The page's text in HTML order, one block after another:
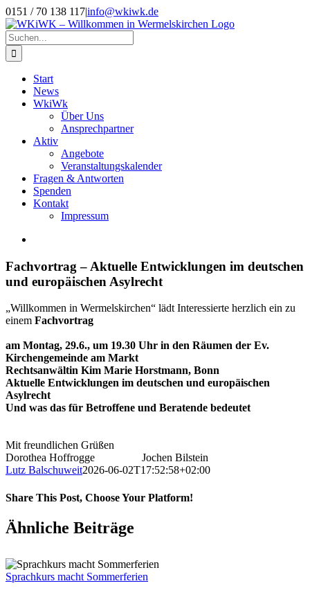
Zum
Inhalt
springen
0151 / 70 138 117|info@wkiwk.de
Suche
nach:
Start
News
WkiWk
Über Uns
Ansprechpartner
Aktiv
Angebote
Veranstaltungskalender
Fragen & Antworten
Spenden
Kontakt
Impressum
Bild
Fachvortrag – Aktuelle Entwicklungen im deutschen
und europäischen Asylrecht
„Willkommen in Wermelskirchen“ lädt Interessierte herzlich ein zu
einem Fachvortrag
am Montag, 29.6., um 19.30 Uhr in den Räumen der Ev.
Kirchengemeinde am Markt
Rechtsanwältin Kim Marie Horstmann, Bonn
Aktuelle Entwicklungen im deutschen und europäischen
Asylrecht
Und was das für Betroffene und Beratende bedeutet
Mit freundlichen Grüßen
Dorothea Hoffrogge Jochen Bilstein
Lutz Balschuweit2026-06-02T17:52:58+02:00
Share This Post, Choose Your Platform!
Facebook
X
LinkedIn
Tumblr
Pinterest
Ähnliche Beiträge
Sprachkurs macht Sommerferien